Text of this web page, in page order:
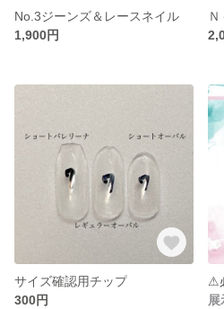
No.3ジーンズ＆レースネイル
1,900円
サイズ確認用チップ
300円
⚠︎︎
展